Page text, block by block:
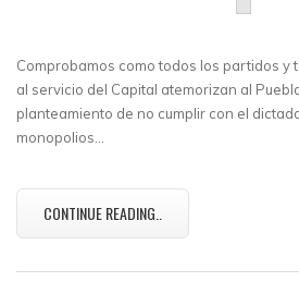
Comprobamos como todos los partidos y
al servicio del Capital atemorizan al
planteamiento de no cumplir con el
monopolios…
CONTINUE READING..